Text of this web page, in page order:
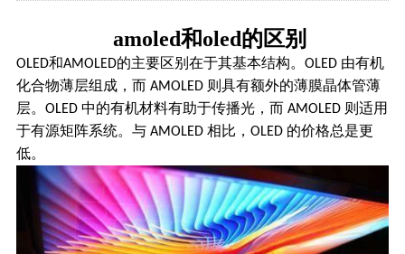
amoled和oled的区别
OLED和AMOLED的主要区别在于其基本结构。 OLED 由有机
化合物薄层组成，而 AMOLED 则具有额外的薄膜晶体管薄
层。 OLED 中的有机材料有助于传播光，而 AMOLED 则适用
于有源矩阵系统。与 AMOLED 相比， OLED 的价格总是更
低。